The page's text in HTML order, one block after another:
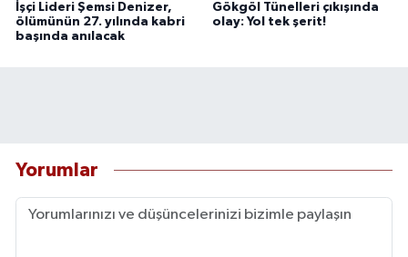
İşçi Lideri Şemsi Denizer,
ölümünün 27. yılında kabri
başında anılacak
Gökgöl Tünelleri çıkışında
olay: Yol tek şerit!
Yorumlar